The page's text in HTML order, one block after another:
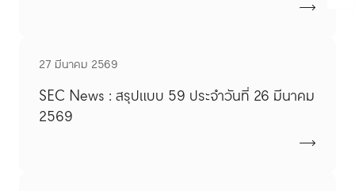
27 มีนาคม 2569
SEC News : สรุปแบบ 59 ประจำวันที่ 26 มีนาคม
2569